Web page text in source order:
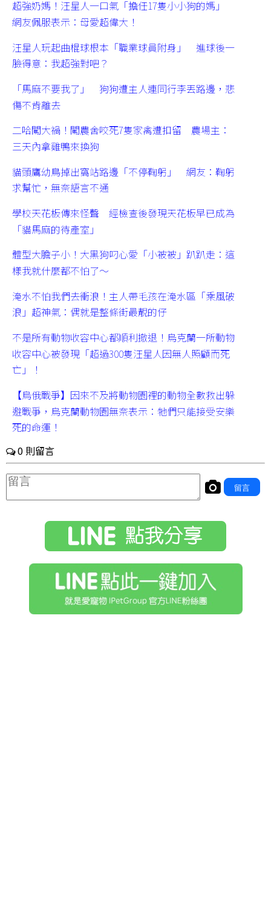
超強奶媽！汪星人一口氣「擔任17隻小小狗的媽」
網友佩服表示：母愛超偉大！
汪星人玩起曲棍球根本「職業球員附身」 進球後一
臉得意：我超強對吧？
「馬麻不要我了」 狗狗遭主人連同行李丟路邊，悲
傷不肯離去
二哈闖大禍！闖農舍咬死7隻家禽遭扣留 農場主：
三天內拿雞鴨來換狗
貓頭鷹幼鳥掉出窩站路邊「不停鞠躬」 網友：鞠躬
求幫忙，無奈語言不通
學校天花板傳來怪聲 經檢查後發現天花板早已成為
「貓馬麻的待產室」
體型大膽子小！大黑狗叼心愛「小被被」趴趴走：這
樣我就什麼都不怕了～
淹水不怕我們去衝浪！主人帶毛孩在淹水區「乘風破
浪」超神氣：偶就是整條街最靚的仔
不是所有動物收容中心都順利撤退！烏克蘭一所動物
收容中心被發現「超過300隻汪星人因無人照顧而死
亡」！
【烏俄戰爭】因來不及將動物園裡的動物全數救出躲
避戰爭，烏克蘭動物園無奈表示：牠們只能接受安樂
死的命運！